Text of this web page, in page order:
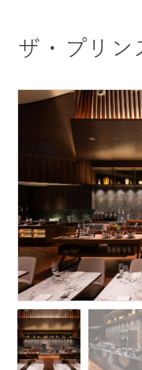
P
事例紹介
CROSSOVER
ます
1 PROJECT
ザ・プリン